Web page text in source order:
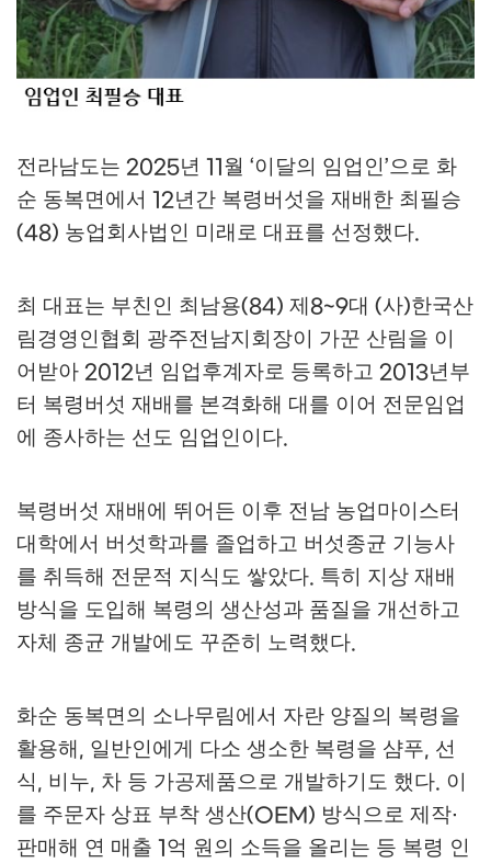
전라남도는 2025년 11월 ‘이달의 임업인’으로 화
순 동복면에서 12년간 복령버섯을 재배한 최필승
(48) 농업회사법인 미래로 대표를 선정했다.
최 대표는 부친인 최남용(84) 제8~9대 (사)한국산
림경영인협회 광주전남지회장이 가꾼 산림을 이
어받아 2012년 임업후계자로 등록하고 2013년부
터 복령버섯 재배를 본격화해 대를 이어 전문임업
에 종사하는 선도 임업인이다.
복령버섯 재배에 뛰어든 이후 전남 농업마이스터
대학에서 버섯학과를 졸업하고 버섯종균 기능사
를 취득해 전문적 지식도 쌓았다. 특히 지상 재배
방식을 도입해 복령의 생산성과 품질을 개선하고
자체 종균 개발에도 꾸준히 노력했다.
화순 동복면의 소나무림에서 자란 양질의 복령을
활용해, 일반인에게 다소 생소한 복령을 샴푸, 선
식, 비누, 차 등 가공제품으로 개발하기도 했다. 이
를 주문자 상표 부착 생산(OEM) 방식으로 제작·
판매해 연 매출 1억 원의 소득을 올리는 등 복령 인